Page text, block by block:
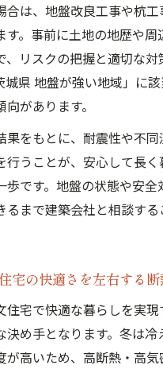
合は、地盤改良工事や杭
す。事前に土地の地歴や周
、リスクの把握と適切な
城県 地盤が強い地域」に
があります。
果をもとに、耐震性や不同
行うことが、安心して長
歩です。地盤の状態や安全
るまで建築会社と相談す
宅の快適さを左右する
住宅で快適な暮らしを実
決め手となります。冬は冷
が高いため、高断熱・高